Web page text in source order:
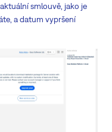
smlouvě, jako je
a datum vypršení